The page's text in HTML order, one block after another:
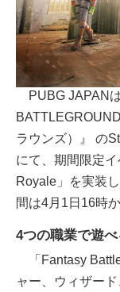
PUBG JAPAN
ラウンズ）』 の
にて、期間限定
Royale」を実装
間は4月1日16時
4つの職業で遊
「Fantasy
ャー、ウィザー